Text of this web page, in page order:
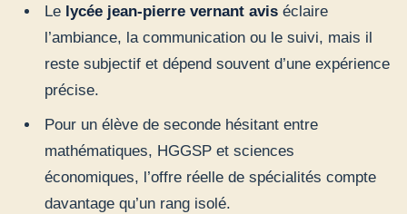
Le lycée jean-pierre vernant aviséclaire
l’ambiance, la communication ou le suivi, mais il
reste subjectif et dépend souvent d’une expérience
précise.
Pour un élève de seconde hésitant entre
mathématiques, HGGSP et sciences
économiques, l’offre réelle de spécialités compte
davantage qu’un rang isolé.